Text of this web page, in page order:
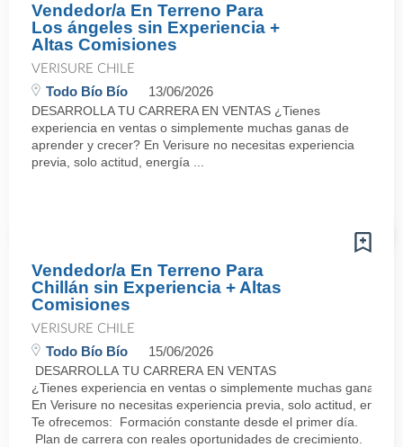
Vendedor/a En Terreno Para
Los ángeles sin Experiencia +
Altas Comisiones
VERISURE CHILE
Todo Bío Bío 13/06/2026
DESARROLLA TU CARRERA EN VENTAS ¿Tienes
experiencia en ventas o simplemente muchas ganas de
aprender y crecer? En Verisure no necesitas experiencia
previa, solo actitud, energía ...
Vendedor/a En Terreno Para
Chillán sin Experiencia + Altas
Comisiones
VERISURE CHILE
Todo Bío Bío 15/06/2026
DESARROLLA TU CARRERA EN VENTAS
¿Tienes experiencia en ventas o simplemente muchas ganas
En Verisure no necesitas experiencia previa, solo actitud,
Te ofrecemos: Formación constante desde el primer día.
Plan de carrera con reales oportunidades de crecimiento.